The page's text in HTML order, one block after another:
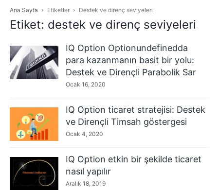
Ana Sayfa Etiketler Destek ve direnç seviyeleri
Etiket: destek ve direnç seviyeleri
IQ Option Optionundefinedda
para kazanmanın basit bir yolu:
Destek ve Dirençli Parabolik Sar
Ocak 16, 2020
IQ Option ticaret stratejisi: Destek
ve Dirençli Timsah göstergesi
Ocak 4, 2020
IQ Option etkin bir şekilde ticaret
nasıl yapılır
Aralık 18, 2019